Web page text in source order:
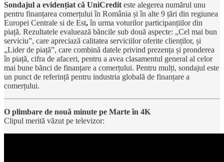
Sondajul a evidențiat că UniCredit este alegerea numărul unu
pentru finanțarea comerțului în România și în alte 9 țări din regiunea
Europei Centrale si de Est,în urma voturilor participanțiilor din
piață. Rezultatele evaluează băncile sub două aspecte: „Cel mai bun
serviciu”, care apreciază calitatea serviciilor oferite clienților, și
„Lider de piață”, care combină datele privind prezența și pronderea
în piață, cifra de afaceri, pentru a avea clasamentul general al celor
mai bune bănci de finanțare a comerțului. Pentru mulți, sondajul este
un punct de referință pentru industria globală de finanțare a
comerțului.
O plimbare de nouă minute pe Marte în 4K
Clipul merită văzut pe televizor: